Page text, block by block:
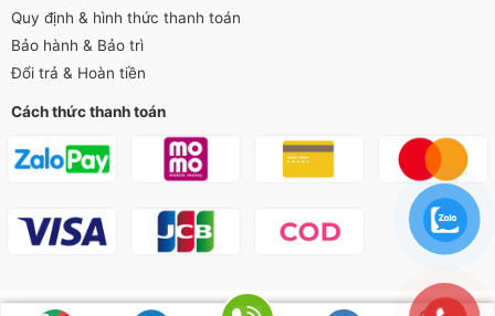
Quy định & hình thức thanh toán
Bảo hành & Bảo trì
Đổi trả & Hoàn tiền
Cách thức thanh toán